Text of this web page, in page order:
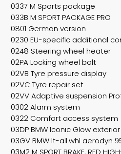
0337 M Sports package
033B M SPORT PACKAGE PRO
0801 German version
0230 EU-specific additional
0248 Steering wheel heater
02PA Locking wheel bolt
02VB Tyre pressure display
02VC Tyre repair set
02VV Adaptive suspension
0302 Alarm system
0322 Comfort access system
03DP BMW Iconic Glow
03GV BMW lt-all.whl aerodyn